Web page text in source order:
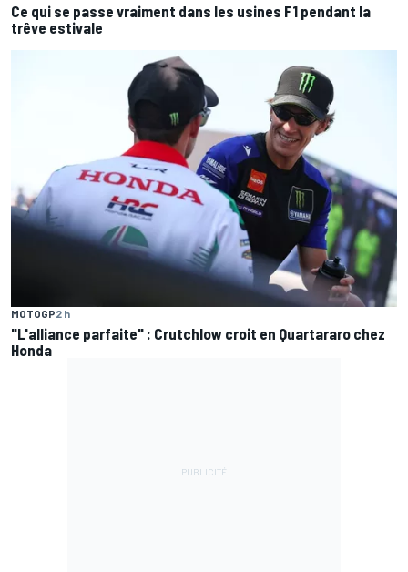
Ce qui se passe vraiment dans les usines F1 pendant la
trêve estivale
MOTOGP2 h
"L'alliance parfaite" : Crutchlow croit en Quartararo chez
Honda